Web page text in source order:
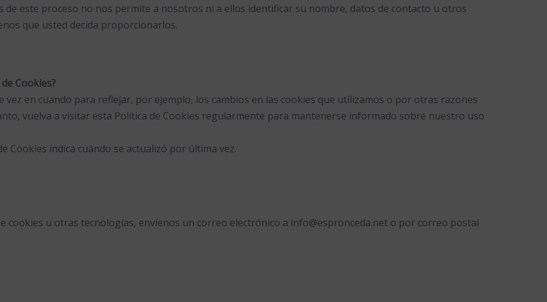
de este proceso no nos permite a nosotros ni a ellos identificar su nombre, datos de contacto u otros
que usted decida proporcionarlos.
Cookies?
vez en cuando para reflejar, por ejemplo, los cambios en las cookies que utilizamos o por otras razones
vuelva a visitar esta Política de Cookies regularmente para mantenerse informado sobre nuestro uso
Cookies indica cuándo se actualizó por última vez.
cookies u otras tecnologías, envíenos un correo electrónico a info@espronceda.net o por correo postal